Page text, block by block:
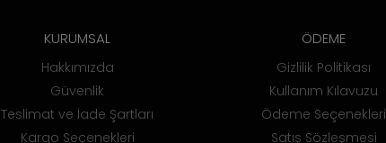
KURUMSAL
Hakkımızda
Güvenlik
Teslimat ve İade Şartları
Kargo Seçenekleri
ÖDEME
Gizlilik Politikası
Kullanım Kılavuzu
Ödeme Seçenekleri
Satış Sözleşmesi